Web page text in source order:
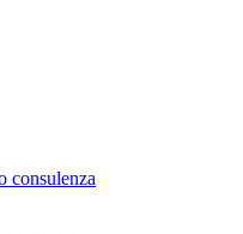
consulenza